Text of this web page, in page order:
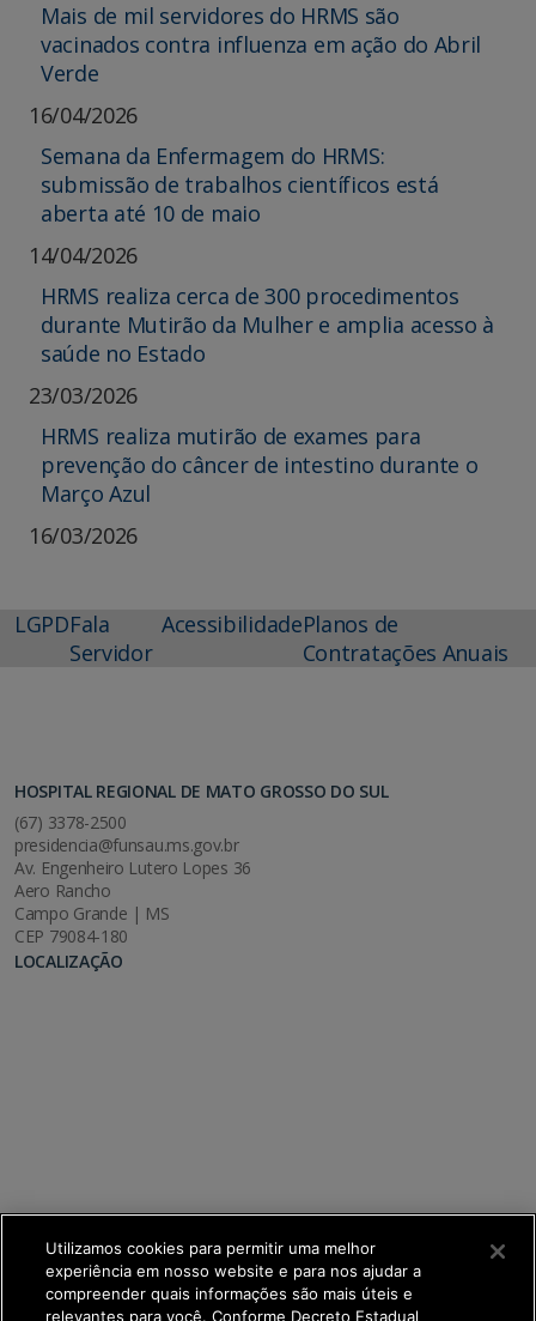
Mais de mil servidores do HRMS são
vacinados contra influenza em ação do Abril
Verde
16/04/2026
Semana da Enfermagem do HRMS:
submissão de trabalhos científicos está
aberta até 10 de maio
14/04/2026
HRMS realiza cerca de 300 procedimentos
durante Mutirão da Mulher e amplia acesso à
saúde no Estado
23/03/2026
HRMS realiza mutirão de exames para
prevenção do câncer de intestino durante o
Março Azul
16/03/2026
LGPDFala
Servidor
AcessibilidadePlanos de
Contratações Anuais
HOSPITAL REGIONAL DE MATO GROSSO DO SUL
(67) 3378-2500
presidencia@funsau.ms.gov.br
Av. Engenheiro Lutero Lopes 36
Aero Rancho
Campo Grande | MS
CEP 79084-180
LOCALIZAÇÃO
Utilizamos cookies para permitir uma melhor
experiência em nosso website e para nos ajudar a
compreender quais informações são mais úteis e
relevantes para você. Conforme Decreto Estadual